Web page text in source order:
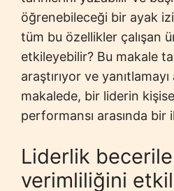
öğrenebileceği bir ayak
tüm bu özellikler çalışan
etkileyebilir? Bu makale
araştırıyor ve
makalede, bir liderin
performansı arasında bir
Liderlik
verimliliğini